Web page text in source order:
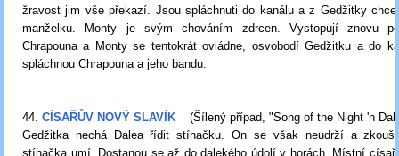
žravost jim vše překazí. Jsou spláchnuti do kanálu a z Gedžitky chce
manželku. Monty je svým chováním zdrcen. Vystopují znovu
Chrapouna a Monty se tentokrát ovládne, osvobodí Gedžitku a do
spláchnou Chrapouna a jeho bandu.
44. CÍSAŘŮV NOVÝ SLAVÍK (Šílený případ, "Song of the Night 'n
Gedžitka nechá Dalea řídit stíhačku. On se však neudrží a
stíhačka umí. Dostanou se až do dalekého údolí v horách. Místní císař